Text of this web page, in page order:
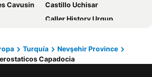
House
Cappadocia Marriott Hotel
& Spa
Arch Palace
Collection by Hilton
View Cave Hotel
Osmanli Cappadocia Hotel
Cavusin
Castillo Uchisar
Caller History Urgup
Ciudad subterránea de Özkonak
Ciudad subterránea de Derinkuyu
Turquía
Nevşehir Province
Capadocia